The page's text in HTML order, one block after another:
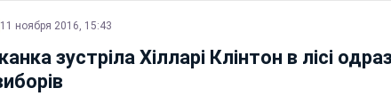
11 ноября 2016, 15:43
зустріла Хілларі Клінтон в лісі